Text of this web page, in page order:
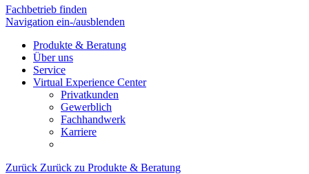
Fachbetrieb finden
Navigation ein-/ausblenden
Produkte & Beratung
Über uns
Service
Virtual Experience Center
Privatkunden
Gewerblich
Fachhandwerk
Karriere
Zurück Zurück zu Produkte & Beratung